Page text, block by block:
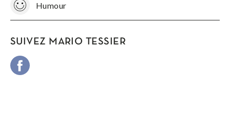
Humour
SUIVEZ MARIO TESSIER